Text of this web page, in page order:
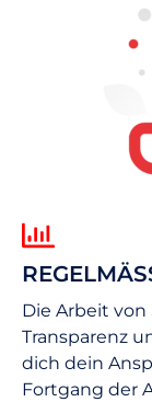
Die Arbeit von
Transparenz
dich dein
Fortgang der